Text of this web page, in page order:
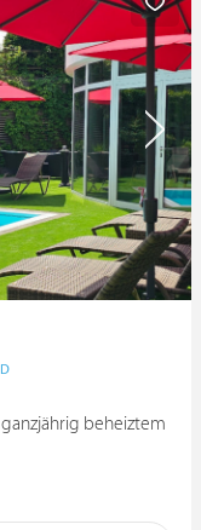
ganzjährig beheiztem